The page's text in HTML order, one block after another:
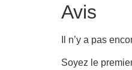
Avis
Il n’y a pas
Soyez le